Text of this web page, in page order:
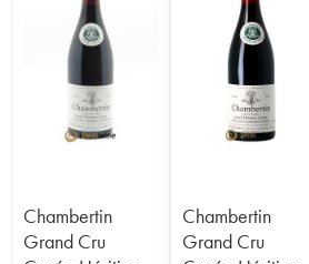
Chambertin
Grand Cru
Chambertin
Grand Cru